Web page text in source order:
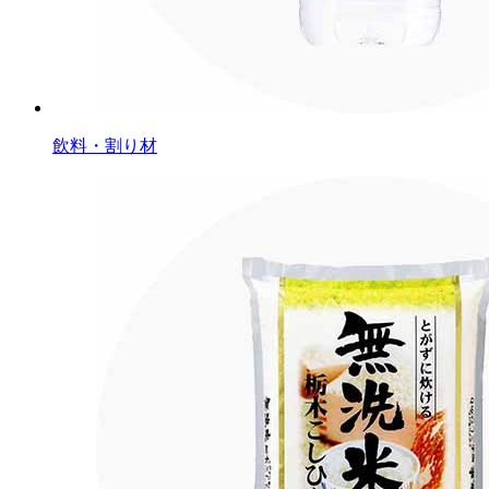
飲料・割り材